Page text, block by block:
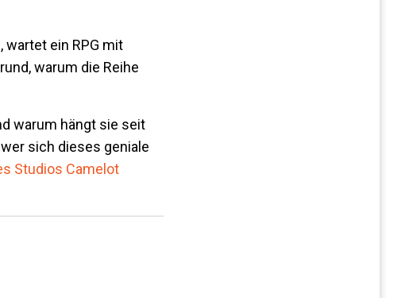
ein RPG mit
warum die Reihe
warum hängt sie seit
sich dieses geniale
Studios Camelot